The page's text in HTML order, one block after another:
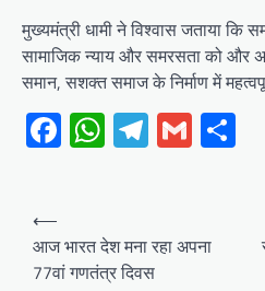
मुख्यमंत्री धामी ने विश्वास जताया कि
सामाजिक न्याय और समरसता को और
समान, सशक्त समाज के निर्माण में
Facebook
WhatsApp
Telegram
Gmail
Post
navigation
⟵
आज भारत देश मना रहा अपना
77वां गणतंत्र दिवस